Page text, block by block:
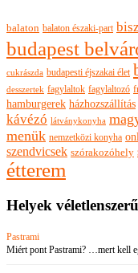
balaton balaton északi-part
budapest
cukrászda budapesti éjszakai élet
desszertek fagylaltok fagylaltozó
hamburgerek házhozszállítás
kávézó látványkonyha
menük nemzetközi konyha
szendvicsek szórakozóhely
étterem
Helyek
Pastrami
Miért pont Pastrami? …mert kell